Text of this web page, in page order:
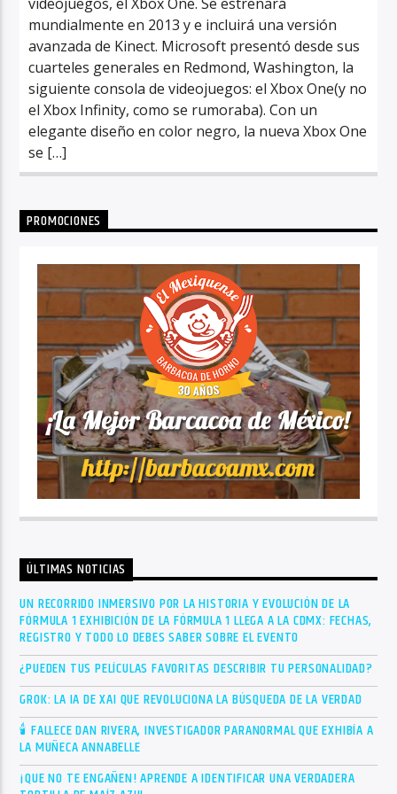
mundialmente en 2013 y e incluirá una versión
avanzada de Kinect. Microsoft presentó desde sus
cuarteles generales en Redmond, Washington, la
siguiente consola de videojuegos: el Xbox One(y no
el Xbox Infinity, como se rumoraba). Con un
elegante diseño en color negro, la nueva Xbox One
se […]
PROMOCIONES
ÚLTIMAS NOTICIAS
UN RECORRIDO INMERSIVO POR LA HISTORIA Y EVOLUCIÓN DE LA
FÓRMULA 1 EXHIBICIÓN DE LA FÓRMULA 1 LLEGA A LA CDMX: FECHAS,
REGISTRO Y TODO LO DEBES SABER SOBRE EL EVENTO
¿PUEDEN TUS PELÍCULAS FAVORITAS DESCRIBIR TU PERSONALIDAD?
GROK: LA IA DE XAI QUE REVOLUCIONA LA BÚSQUEDA DE LA VERDAD
🕯 FALLECE DAN RIVERA, INVESTIGADOR PARANORMAL QUE EXHIBÍA A
LA MUÑECA ANNABELLE
¡QUE NO TE ENGAÑEN! APRENDE A IDENTIFICAR UNA VERDADERA